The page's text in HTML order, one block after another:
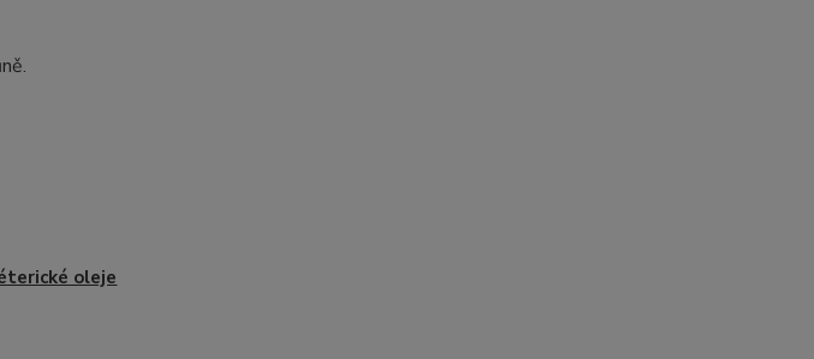
oleje